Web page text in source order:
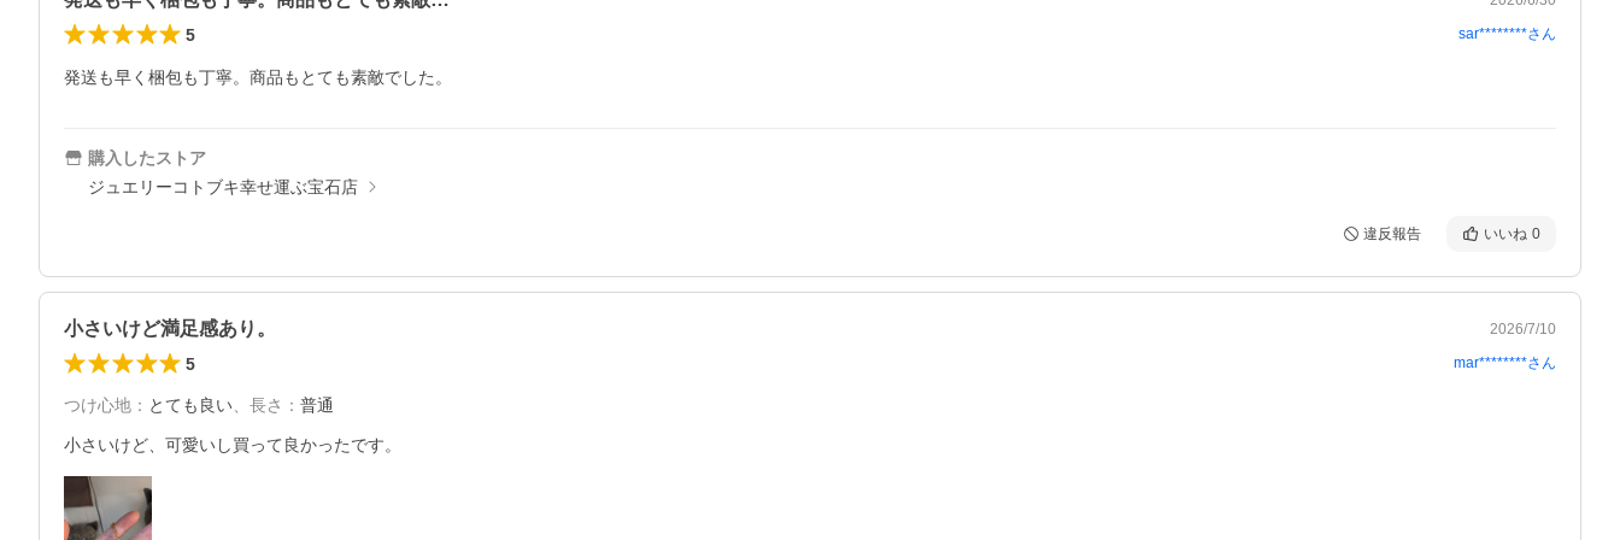
5 sar********さん
発送も早く梱包も丁寧。商品もとても素敵でした。
購入したストア
ジュエリーコトブキ幸せ運ぶ宝石店
違反報告 いいね 0
小さいけど満足感あり。 2026/7/10
5 mar********さん
つけ心地 ： とても良い、 長さ ： 普通
小さいけど、可愛いし買って良かったです。